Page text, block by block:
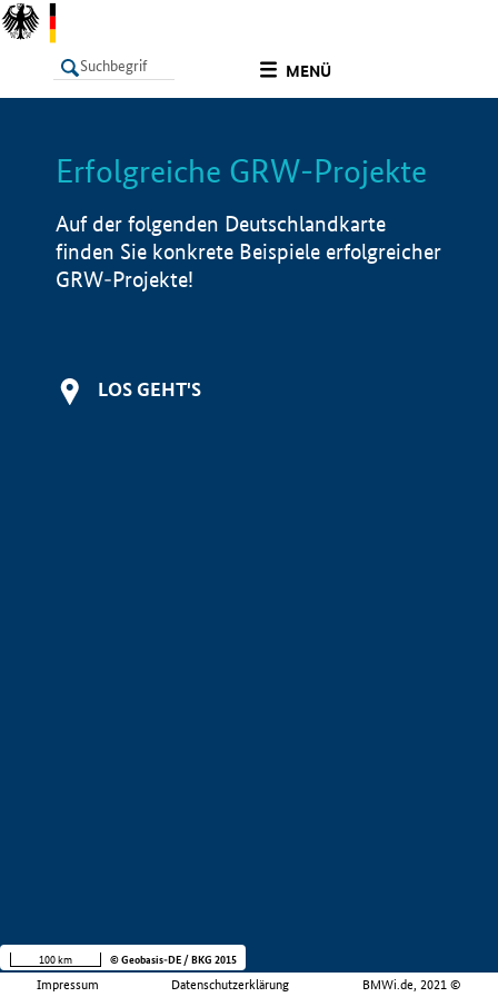
MENÜ
LISTE Info
Erfolgreiche GRW-Projekte
Auf der folgenden Deutschlandkarte
finden Sie konkrete Beispiele erfolgreicher
GRW-Projekte!
LOS GEHT'S
Impressum Datenschutzerklärung BMWi.de, 2021 ©
100 km © Geobasis-DE / BKG 2015